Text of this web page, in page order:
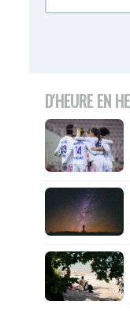
D'HEURE EN